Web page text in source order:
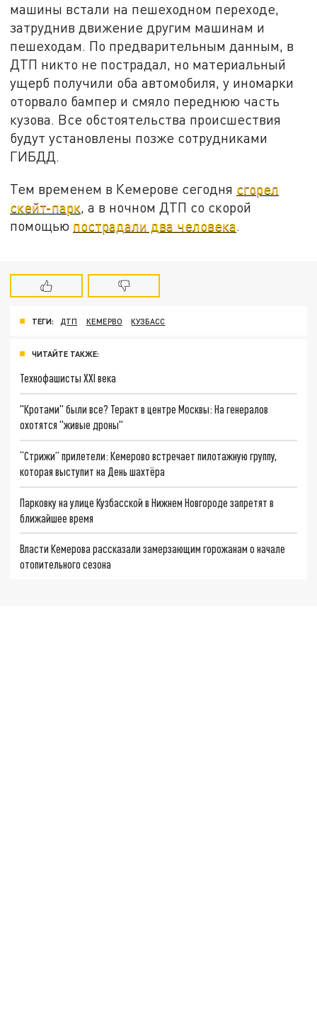
машины встали на пешеходном переходе,
затруднив движение другим машинам и
пешеходам. По предварительным данным, в
ДТП никто не пострадал, но материальный
ущерб получили оба автомобиля, у иномарки
оторвало бампер и смяло переднюю часть
кузова. Все обстоятельства происшествия
будут установлены позже сотрудниками
ГИБДД.
Тем временем в Кемерове сегодня сгорел
скейт-парк, а в ночном ДТП со скорой
помощью пострадали два человека.
ТЕГИ: ДТП КЕМЕРВО КУЗБАСС
ЧИТАЙТЕ ТАКЖЕ:
Технофашисты XXI века
"Кротами" были все? Теракт в центре Москвы: На генералов
охотятся "живые дроны"
“Стрижи” прилетели: Кемерово встречает пилотажную группу,
которая выступит на День шахтёра
Парковку на улице Кузбасской в Нижнем Новгороде запретят в
ближайшее время
Власти Кемерова рассказали замерзающим горожанам о начале
отопительного сезона